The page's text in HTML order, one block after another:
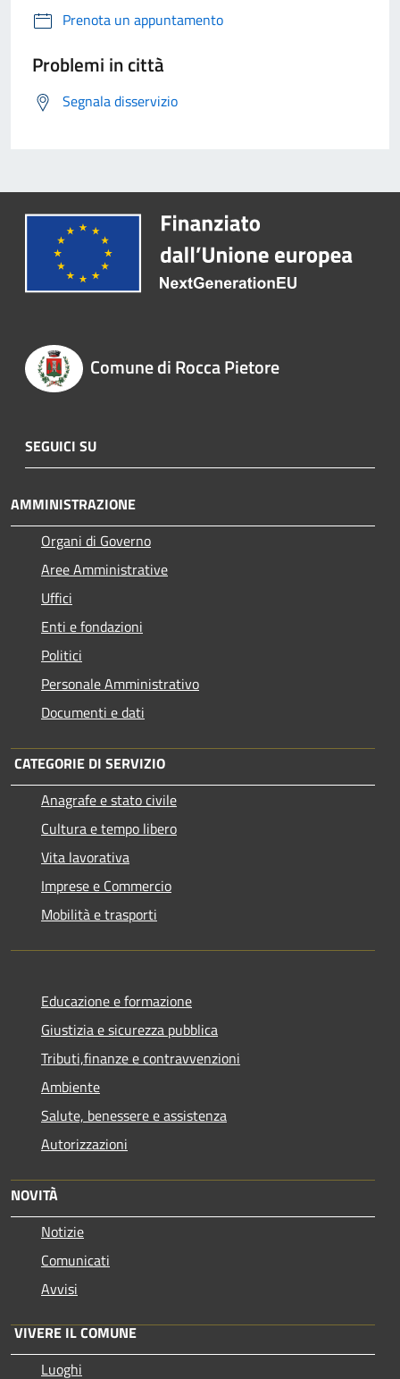
Prenota un appuntamento
Problemi in città
Segnala disservizio
Comune di Rocca Pietore
SEGUICI SU
AMMINISTRAZIONE
Organi di Governo
Aree Amministrative
Uffici
Enti e fondazioni
Politici
Personale Amministrativo
Documenti e dati
CATEGORIE DI SERVIZIO
Anagrafe e stato civile
Cultura e tempo libero
Vita lavorativa
Imprese e Commercio
Mobilità e trasporti
Educazione e formazione
Giustizia e sicurezza pubblica
Tributi,finanze e contravvenzioni
Ambiente
Salute, benessere e assistenza
Autorizzazioni
NOVITÀ
Notizie
Comunicati
Avvisi
VIVERE IL COMUNE
Luoghi